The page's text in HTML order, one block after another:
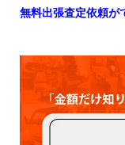
無料出張査定依頼が